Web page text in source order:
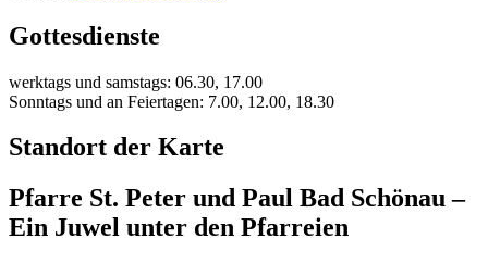
Gottesdienste
werktags und samstags: 06.30, 17.00
Sonntags und an Feiertagen: 7.00, 12.00, 18.30
Standort der Karte
Pfarre St. Peter und Paul Bad Schönau –
Ein Juwel unter den Pfarreien